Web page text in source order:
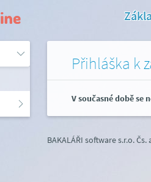
Přihláška k
V současné době se
BAKALÁŘI software s.r.o.Čs.